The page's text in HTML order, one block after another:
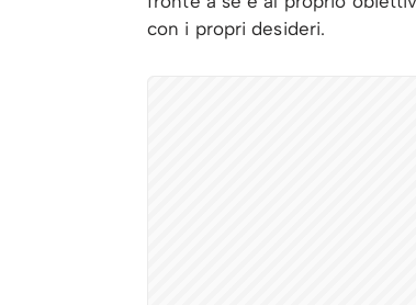
con i propri desideri.